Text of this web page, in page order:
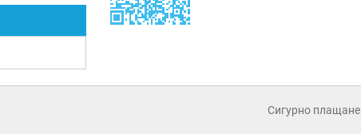
Сигурно плащане